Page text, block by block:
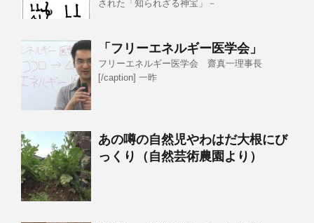
された「知られざる神宝」－
「フリーエネルギー医学会」
フリーエネルギー医学会 齋真一理事長
[/caption] 一昨
あの噂の自然児やわはだ大根にび
っくり（自然芸術農園より）